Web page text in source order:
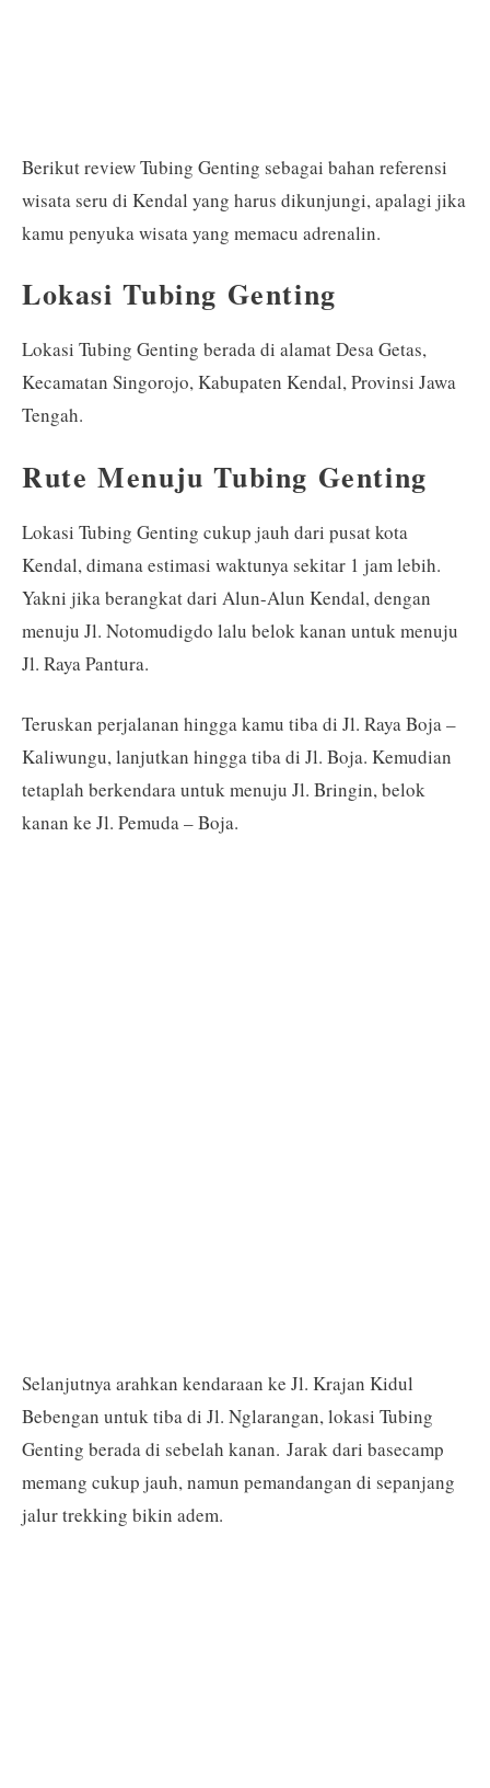
Berikut review Tubing Genting sebagai bahan referensi
wisata seru di Kendal yang harus dikunjungi, apalagi jika
kamu penyuka wisata yang memacu adrenalin.
Lokasi Tubing Genting
Lokasi Tubing Genting berada di alamat Desa Getas,
Kecamatan Singorojo, Kabupaten Kendal, Provinsi Jawa
Tengah.
Rute Menuju Tubing Genting
Lokasi Tubing Genting cukup jauh dari pusat kota
Kendal, dimana estimasi waktunya sekitar 1 jam lebih.
Yakni jika berangkat dari Alun-Alun Kendal, dengan
menuju Jl. Notomudigdo lalu belok kanan untuk menuju
Jl. Raya Pantura.
Teruskan perjalanan hingga kamu tiba di Jl. Raya Boja –
Kaliwungu, lanjutkan hingga tiba di Jl. Boja. Kemudian
tetaplah berkendara untuk menuju Jl. Bringin, belok
kanan ke Jl. Pemuda – Boja.
Selanjutnya arahkan kendaraan ke Jl. Krajan Kidul
Bebengan untuk tiba di Jl. Nglarangan, lokasi Tubing
Genting berada di sebelah kanan. Jarak dari basecamp
memang cukup jauh, namun pemandangan di sepanjang
jalur trekking bikin adem.